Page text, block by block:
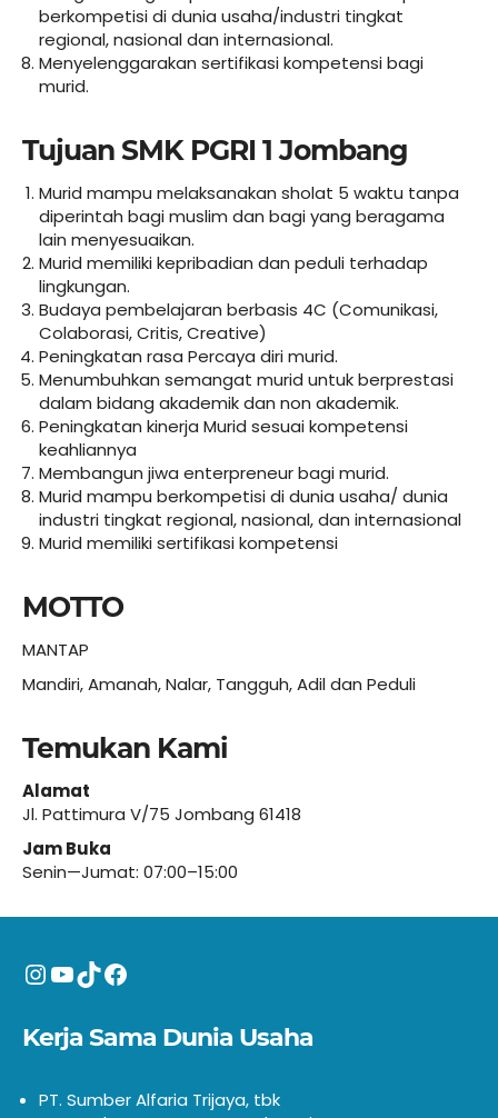
berkompetisi di dunia usaha/industri tingkat
regional, nasional dan internasional.
Menyelenggarakan sertifikasi kompetensi bagi
murid.
Tujuan SMK PGRI 1 Jombang
Murid mampu melaksanakan sholat 5 waktu tanpa
diperintah bagi muslim dan bagi yang beragama
lain menyesuaikan.
Murid memiliki kepribadian dan peduli terhadap
lingkungan.
Budaya pembelajaran berbasis 4C (Comunikasi,
Colaborasi, Critis, Creative)
Peningkatan rasa Percaya diri murid.
Menumbuhkan semangat murid untuk berprestasi
dalam bidang akademik dan non akademik.
Peningkatan kinerja Murid sesuai kompetensi
keahliannya
Membangun jiwa enterpreneur bagi murid.
Murid mampu berkompetisi di dunia usaha/ dunia
industri tingkat regional, nasional, dan internasional
Murid memiliki sertifikasi kompetensi
MOTTO
MANTAP
Mandiri, Amanah, Nalar, Tangguh, Adil dan Peduli
Temukan Kami
Alamat
Jl. Pattimura V/75 Jombang 61418
Jam Buka
Senin—Jumat: 07:00–15:00
Instagram
YouTube
TikTokFacebook
Kerja Sama Dunia Usaha
PT. Sumber Alfaria Trijaya, tbk